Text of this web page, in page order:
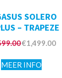
SOLERO
– TRAPEZE
€1,499.00
MEER INFO